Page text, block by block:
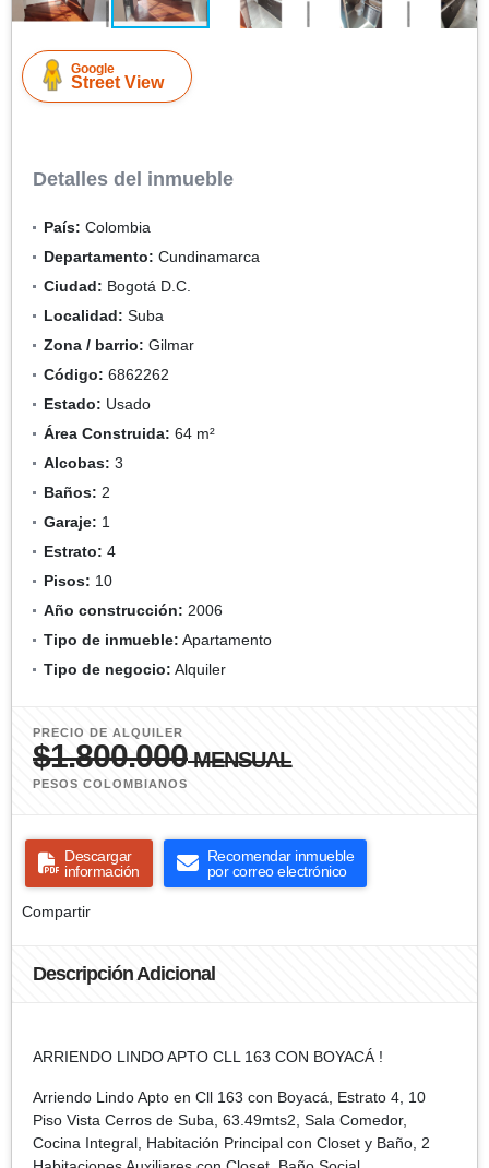
Google
Street View
Detalles del inmueble
País: Colombia
Departamento: Cundinamarca
Ciudad: Bogotá D.C.
Localidad: Suba
Zona / barrio: Gilmar
Código: 6862262
Estado: Usado
Área Construida: 64 m²
Alcobas: 3
Baños: 2
Garaje: 1
Estrato: 4
Pisos: 10
Año construcción: 2006
Tipo de inmueble: Apartamento
Tipo de negocio: Alquiler
PRECIO DE ALQUILER
$1.800.000MENSUAL
PESOS COLOMBIANOS
Descargar
información
Recomendar inmueble
por correo electrónico
Compartir
Descripción Adicional
ARRIENDO LINDO APTO CLL 163 CON BOYACÁ !
Arriendo Lindo Apto en Cll 163 con Boyacá, Estrato 4, 10
Piso Vista Cerros de Suba, 63.49mts2, Sala Comedor,
Cocina Integral, Habitación Principal con Closet y Baño, 2